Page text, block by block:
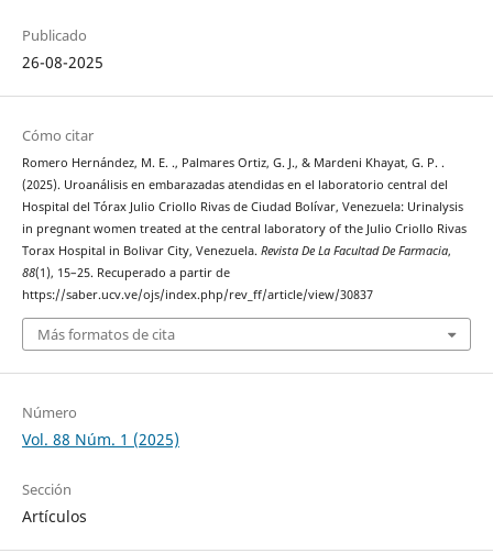
Publicado
26-08-2025
Cómo citar
Romero Hernández, M. E. ., Palmares Ortiz, G. J., & Mardeni Khayat, G. P. .
(2025). Uroanálisis en embarazadas atendidas en el laboratorio central del
Hospital del Tórax Julio Criollo Rivas de Ciudad Bolívar, Venezuela: Urinalysis
in pregnant women treated at the central laboratory of the Julio Criollo Rivas
Torax Hospital in Bolivar City, Venezuela. Revista De La Facultad De Farmacia,
88(1), 15–25. Recuperado a partir de
https://saber.ucv.ve/ojs/index.php/rev_ff/article/view/30837
Más formatos de cita
Número
Vol. 88 Núm. 1 (2025)
Sección
Artículos